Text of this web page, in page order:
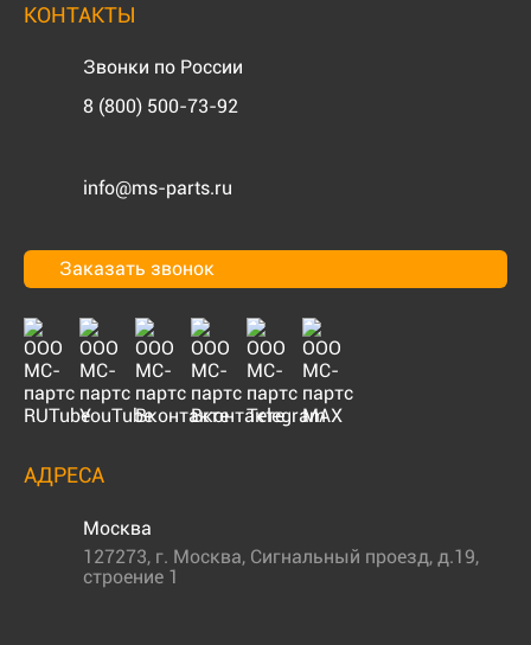
КОНТАКТЫ
Звонки по России
8 (800) 500-73-92
info@ms-parts.ru
Заказать звонок
АДРЕСА
Москва
127273, г. Москва, Сигнальный проезд, д.19,
строение 1